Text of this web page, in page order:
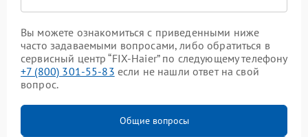
Вы можете ознакомиться с приведенными ниже
часто задаваемыми вопросами, либо обратиться в
сервисный центр “FIX-Haier” по следующему телефону
+7 (800) 301-55-83 если не нашли ответ на свой
вопрос.
Общие вопросы